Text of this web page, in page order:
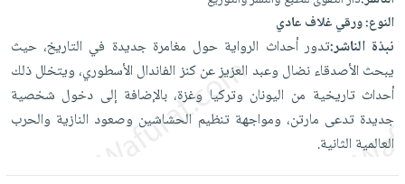
على
Android
تحميل
iKitab
على
Apple
على
Apple
جوائز
العناية
الشخصية
العناية
وتصفيف
الشعر
العناية
والسفرة
جديد
الكل
أواني
الطهي
أدوات
الهدايا
النوع:ورقي غلاف عادي
نبذة الناشر:تدور أحداث الرواية حول مغامرة جديدة في التاريخ، حيث
يبحث الأصدقاء نضال وعبد العزيز عن كنز الفاندال الأسطوري، ويتخلل ذلك
أحداث تاريخية من اليونان وتركيا وغزة، بالإضافة إلى دخول شخصية
جديدة تدعى مارتن، ومواجهة تنظيم الحشاشين وصعود النازية والحرب
العالمية الثانية.